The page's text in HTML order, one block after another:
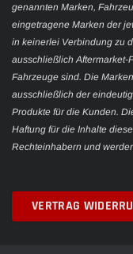
genannten Marken,
eingetragene Marken der
in keinerlei Verbindung zu
ausschließlich Aftermarket-
Fahrzeuge sind. Die
ausschließlich der
Produkte für die Kunden.
Haftung für die Inhalte
Rechteinhabern und
VERTRAG